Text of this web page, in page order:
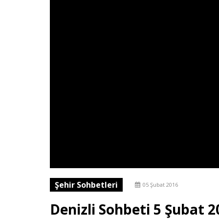
Şehir Sohbetleri 05 Şubat 2016
Denizli Sohbeti 5 Şubat